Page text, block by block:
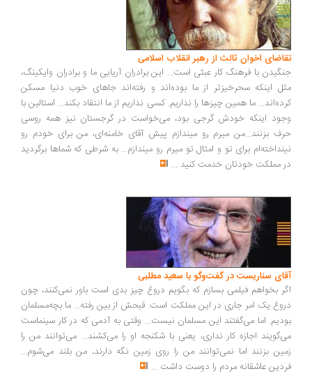
اخوان ثالث از رهبر انقلاب اسلامی
با فرهنگ کار عبثی است... این برادران آریایی ما و برادران وایکینگ،
اینکه سحرخیزتر از ما بوده‌اند و رفته‌اند جاهای خوب دنیا مسکن
ما همین چیزها را نداریم. کسی نداریم از ما انتقاد بکند... استالین با
اینکه خودش گرجی بود، می‌خواست در گرجستان نیز همه روسی
بزنند...من میرم رو میندازم پیش آقای خامنه‌ای، من برای خودم رو
برای تو و امثال تو میرم رو میندازم... به شرطی که شماها برگردید
مملکت خودتان خدمت کنید...
سناریست در گفت‌وگو با سعید مطلبی
بخواهم فیلمی بسازم که بگویم دروغ چیز بدی است باور نمی‌کنند، چون
یک امر جاری در این مملکت است. قبحش از بین رفته... ما بچه‌مسلمان
اما می‌گفتند این مسلمان نیست... وقتی به آدمی که در کار سینماست
اجازه کار نداری، یعنی با شکنجه او را می‌کشند... می‌توانند من را
بزنند اما نمی‌توانند من را روی زمین نگه دارند، من بلند می‌شوم...
عاشقانه مردم را دوست داشت ...